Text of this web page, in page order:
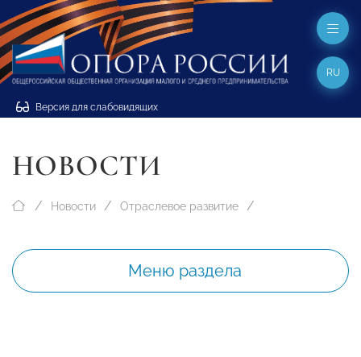
Версия для слабовидящих
RU
НОВОСТИ
Новости Отраслевое развитие
Меню раздела